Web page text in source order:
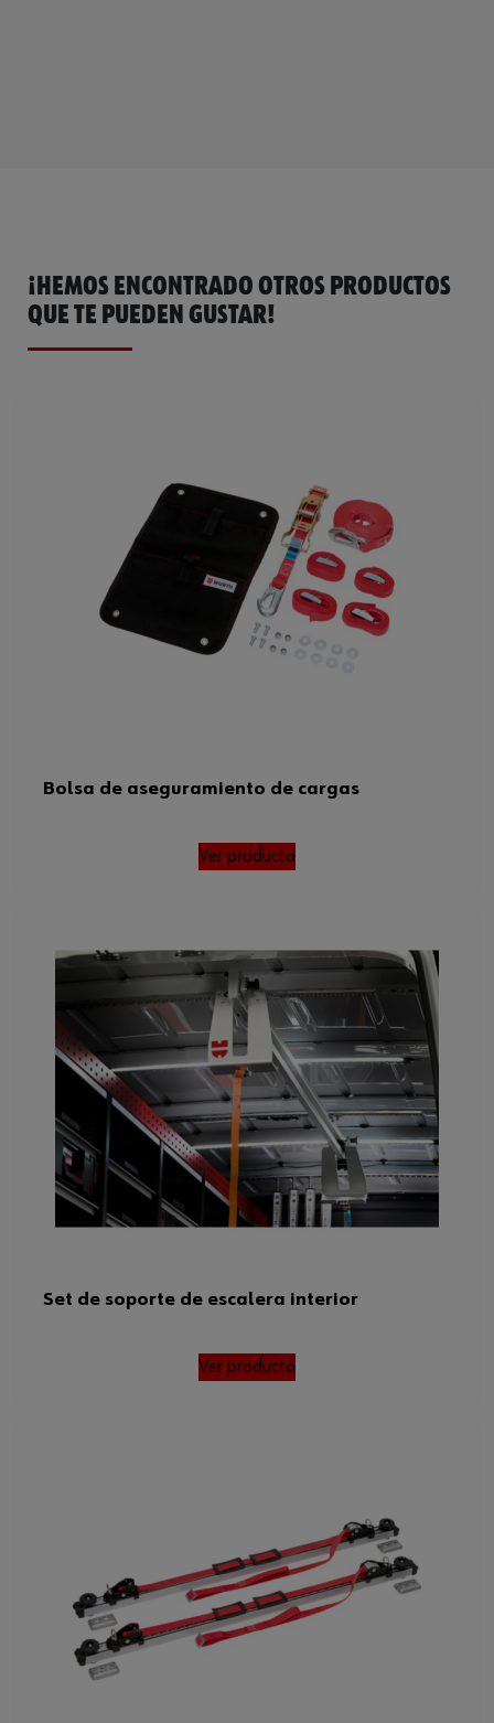
¡HEMOS ENCONTRADO OTROS PRODUCTOS
QUE TE PUEDEN GUSTAR!
Bolsa de aseguramiento de cargas
Ver producto
Set de soporte de escalera interior
Ver producto